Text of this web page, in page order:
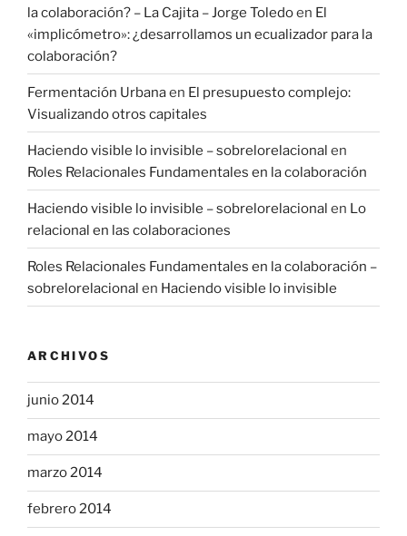
la colaboración? – La Cajita – Jorge Toledoen El
«implicómetro»: ¿desarrollamos un ecualizador para la
colaboración?
Fermentación Urbanaen El presupuesto complejo:
Visualizando otros capitales
Haciendo visible lo invisible – sobrelorelacional en
Roles Relacionales Fundamentales en la colaboración
Haciendo visible lo invisible – sobrelorelacional en Lo
relacional en las colaboraciones
Roles Relacionales Fundamentales en la colaboración –
sobrelorelacional en Haciendo visible lo invisible
ARCHIVOS
junio 2014
mayo 2014
marzo 2014
febrero 2014